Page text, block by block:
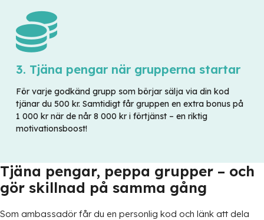
3. Tjäna pengar när grupperna startar
För varje godkänd grupp som börjar sälja via din kod
tjänar du 500 kr. Samtidigt får gruppen en extra bonus på
1 000 kr när de når 8 000 kr i förtjänst – en riktig
motivationsboost!
Tjäna pengar, peppa grupper – och
gör skillnad på samma gång
Som ambassadör får du en personlig kod och länk att dela